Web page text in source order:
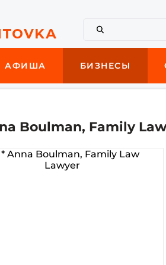
АФИША БИЗНЕСЫ
Boulman, Family